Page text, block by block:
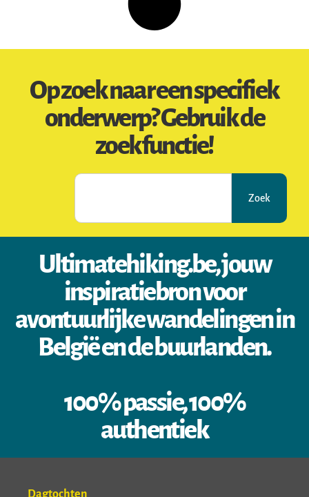
Op zoek naar een specifiek
onderwerp? Gebruik de
zoekfunctie!
Zoek
Ultimatehiking.be, jouw
inspiratiebron voor
avontuurlijke wandelingen in
België en de buurlanden.
100% passie, 100%
authentiek
Dagtochten